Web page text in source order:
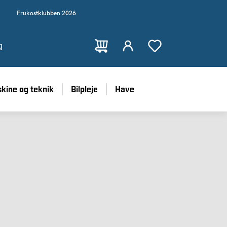
Frukostklubben 2026
og teknik Bilpleje Have